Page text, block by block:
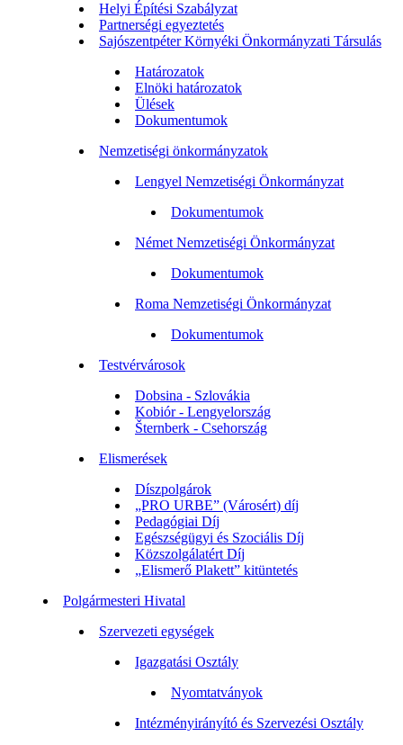
Helyi Építési Szabályzat
Partnerségi egyeztetés
Sajószentpéter Környéki Önkormányzati Társulás
Határozatok
Elnöki határozatok
Ülések
Dokumentumok
Nemzetiségi önkormányzatok
Lengyel Nemzetiségi Önkormányzat
Dokumentumok
Német Nemzetiségi Önkormányzat
Dokumentumok
Roma Nemzetiségi Önkormányzat
Dokumentumok
Testvérvárosok
Dobsina - Szlovákia
Kobiór - Lengyelország
Šternberk - Csehország
Elismerések
Díszpolgárok
„PRO URBE” (Városért) díj
Pedagógiai Díj
Egészségügyi és Szociális Díj
Közszolgálatért Díj
„Elismerő Plakett” kitüntetés
Polgármesteri Hivatal
Szervezeti egységek
Igazgatási Osztály
Nyomtatványok
Intézményirányító és Szervezési Osztály